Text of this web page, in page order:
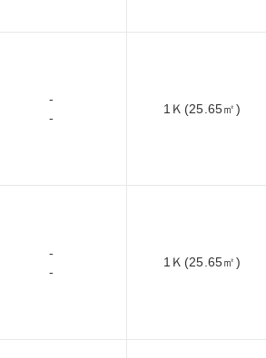
-
-
1Ｋ(25.65㎡)
-
-
1Ｋ(25.65㎡)